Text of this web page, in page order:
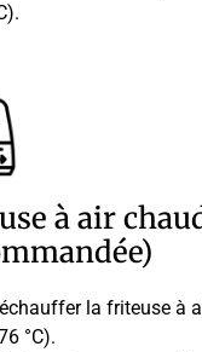
à air
la friteuse à
°C).